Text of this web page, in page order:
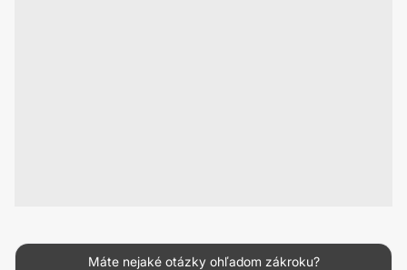
Máte nejaké otázky ohľadom zákroku?